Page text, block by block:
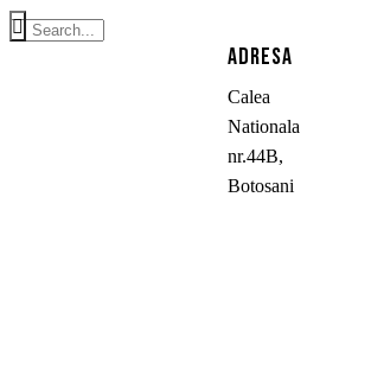
ADRESA
Calea
Nationala
nr.44B,
Botosani